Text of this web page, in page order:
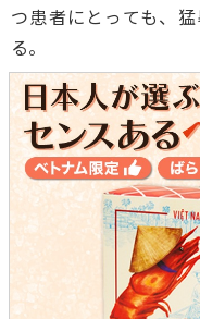
つ患者にとっても、
る。